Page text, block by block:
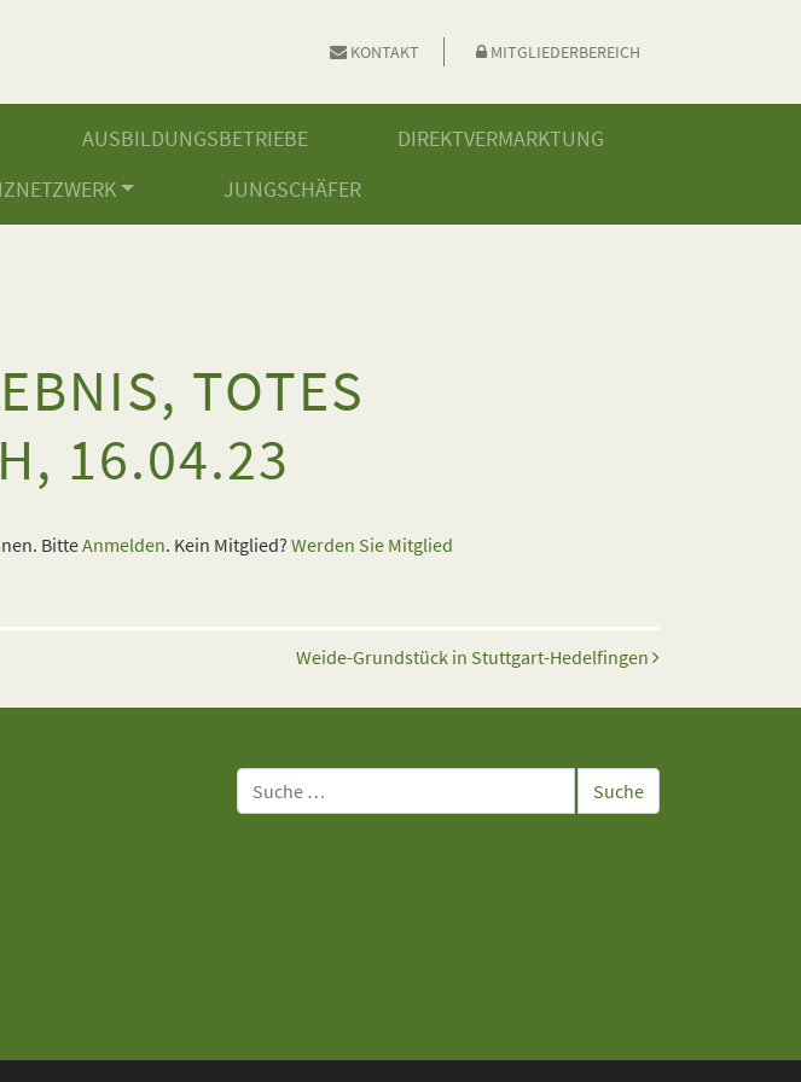
KONTAKT MITGLIEDERBEREICH
AUSBILDUNGSBETRIEBE
DIREKTVERMARKTUNG
JUNGSCHÄFER
TOTES
16.04.23
BitteAnmelden. Kein Mitglied? Werden Sie Mitglied
Weide-Grundstück in Stuttgart-Hedelfingen
Suche